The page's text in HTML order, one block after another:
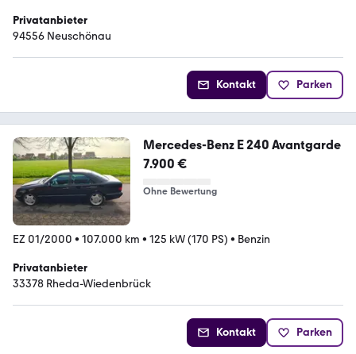
Privatanbieter
94556 Neuschönau
Kontakt Parken
Mercedes-Benz E 240 Avantgarde
7.900 €
Ohne Bewertung
EZ 01/2000 • 107.000 km • 125 kW (170 PS) • Benzin
Privatanbieter
33378 Rheda-Wiedenbrück
Kontakt Parken